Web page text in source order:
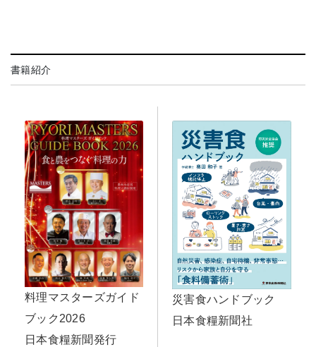
書籍紹介
料理マスターズガイド
ブック2026
日本食糧新聞発行
災害食ハンドブック
日本食糧新聞社